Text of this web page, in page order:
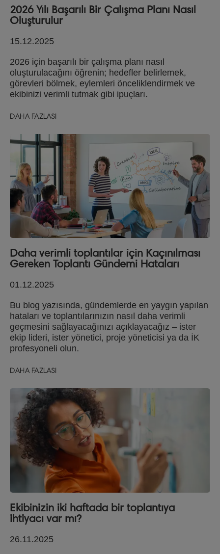
2026 Yılı Başarılı Bir Çalışma Planı Nasıl
Oluşturulur
15.12.2025
2026 için başarılı bir çalışma planı nasıl
oluşturulacağını öğrenin; hedefler belirlemek,
görevleri bölmek, eylemleri önceliklendirmek ve
ekibinizi verimli tutmak gibi ipuçları.
DAHA FAZLASI
Daha verimli toplantılar için Kaçınılması
Gereken Toplantı Gündemi Hataları
01.12.2025
Bu blog yazısında, gündemlerde en yaygın yapılan
hataları ve toplantılarınızın nasıl daha verimli
geçmesini sağlayacağınızı açıklayacağız – ister
ekip lideri, ister yönetici, proje yöneticisi ya da İK
profesyoneli olun.
DAHA FAZLASI
Ekibinizin iki haftada bir toplantıya
ihtiyacı var mı?
26.11.2025